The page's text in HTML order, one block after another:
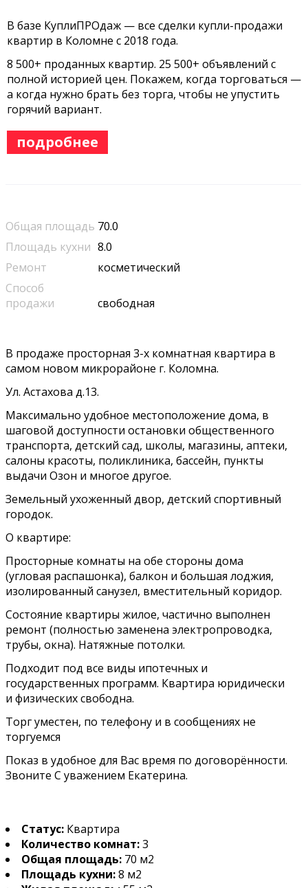
В базе КуплиПРОдаж — все сделки купли-продажи
квартир в Коломне с 2018 года.
8 500+ проданных квартир. 25 500+ объявлений с
полной историей цен. Покажем, когда торговаться —
а когда нужно брать без торга, чтобы не упустить
горячий вариант.
подробнее
Общая площадь 70.0
Площадь кухни 8.0
Ремонт
косметический
Способ
продажи
свободная
В продаже просторная 3-х комнатная квартира в
самом новом микрорайоне г. Коломна.
Ул. Астахова д.13.
Максимально удобное местоположение дома, в
шаговой доступности остановки общественного
транспорта, детский сад, школы, магазины, аптеки,
салоны красоты, поликлиника, бассейн, пункты
выдачи Озон и многое другое.
Земельный ухоженный двор, детский спортивный
городок.
О квартире:
Просторные комнаты на обе стороны дома
(угловая распашонка), балкон и большая лоджия,
изолированный санузел, вместительный коридор.
Состояние квартиры жилое, частично выполнен
ремонт (полностью заменена электропроводка,
трубы, окна). Натяжные потолки.
Подходит под все виды ипотечных и
государственных программ. Квартира юридически
и физических свободна.
Торг уместен, по телефону и в сообщениях не
торгуемся
Показ в удобное для Вас время по договорённости.
Звоните С уважением Екатерина.
Статус: Квартира
Количество комнат:3
Общая площадь: 70 м2
Площадь кухни:8 м2